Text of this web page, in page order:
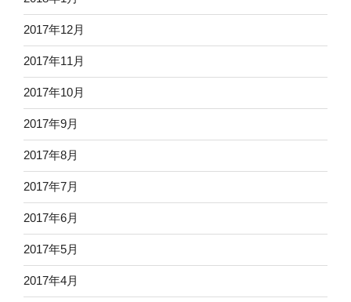
2017年12月
2017年11月
2017年10月
2017年9月
2017年8月
2017年7月
2017年6月
2017年5月
2017年4月